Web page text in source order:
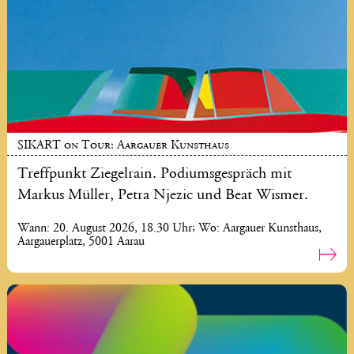
SIKART on Tour: Aargauer Kunsthaus
Treffpunkt Ziegelrain. Podiumsgespräch mit
Markus Müller, Petra Njezic und Beat Wismer.
Wann: 20. August 2026, 18.30 Uhr; Wo: Aargauer Kunsthaus,
Aargauerplatz, 5001 Aarau